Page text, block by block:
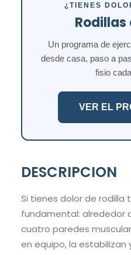
¿TIENES
Rodillas
Un programa de
desde casa, paso a
fisio
VER EL
DESCRIPCION
Si tienes dolor de rodilla
fundamental: alrededor
cuatro paredes
en equipo, la estabilizan